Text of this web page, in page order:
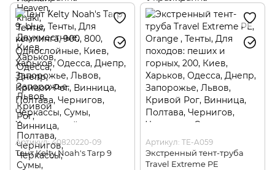
Артикул: 40820220-09
Тент Kelty Noah's Tarp 9
Артикул: TE-A059
Экстренный тент-труба
Travel Extreme PE